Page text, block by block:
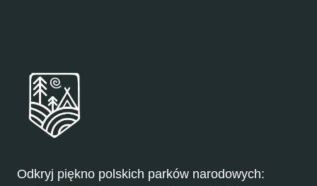
Odkryj piękno polskich parków narodowych: